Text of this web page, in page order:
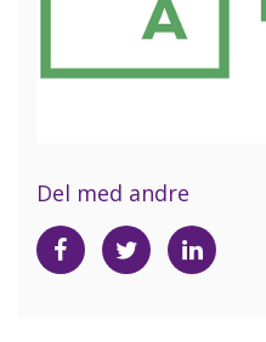
Del med andre
Del
på
Del
på
Del
på